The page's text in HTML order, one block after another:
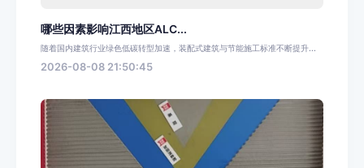
哪些因素影响江西地区ALC...
随着国内建筑行业绿色低碳转型加速，装配式建筑与节能施工标准不断提升...
2026-08-08 21:50:45